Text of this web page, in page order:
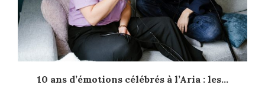
10 ans d’émotions célébrés à l’Aria : les...